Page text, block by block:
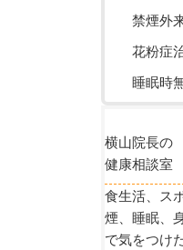
禁煙外
花粉症
睡眠時
横山院長の
健康相談室
食生活、ス
煙、睡眠、
で気をつけ